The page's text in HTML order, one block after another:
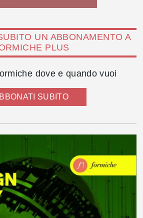
UN ABBONAMENTO A
PLUS
dove e quando vuoi
SUBITO